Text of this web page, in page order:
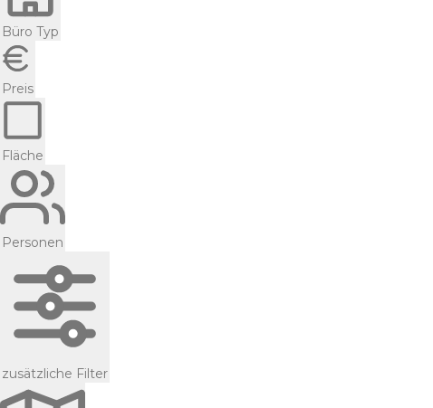
Büro Typ
Preis
Fläche
Personen
zusätzliche Filter